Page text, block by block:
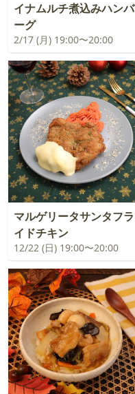
イナムルチ煮込みハンバ
ーグ
2/17 (月) 19:00〜20:00
マルゲリータサンタフラ
イドチキン
12/22 (日) 19:00〜20:00